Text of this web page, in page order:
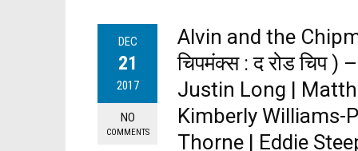
DEC
21
2017
NO
COMMENTS
Alvin and the
चिपमंक्स : द रोड चिप
Justin Long |
Kimberly Williams-
Thorne | Eddie